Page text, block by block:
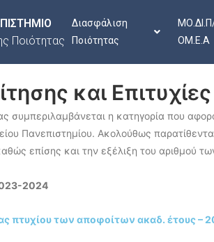
Ποιότητας
Διασφάλιση
Ποιότητας
ΟΜ.Ε.Α
και
συμπεριλαμβάνεται η κατηγορία που
Πανεπιστημίου. Ακολούθως
επίσης και την εξέλιξη του αριθμού
2024
πτυχίου των αποφοίτων ακαδ. έτους –